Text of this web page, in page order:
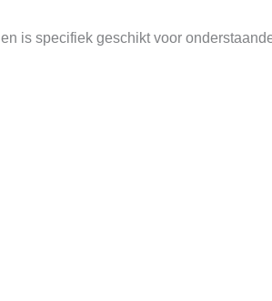
en is specifiek geschikt voor